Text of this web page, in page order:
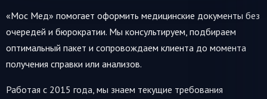
«Мос Мед» помогает оформить медицинские документы без
очередей и бюрократии. Мы консультируем, подбираем
оптимальный пакет и сопровождаем клиента до момента
получения справки или анализов.
Работая с 2015 года, мы знаем текущие требования